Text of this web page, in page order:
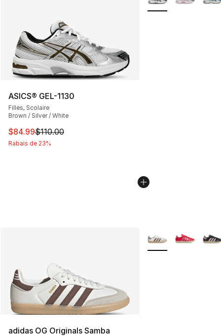
ASICS® GEL-1130
Filles, Scolaire
Brown / Silver / White
Cet article est en solde. Le prix est passé de $110.00 à
$84.99$110.00
Rabais de 23%
adidas OG Originals Samba
Plus de couleurs